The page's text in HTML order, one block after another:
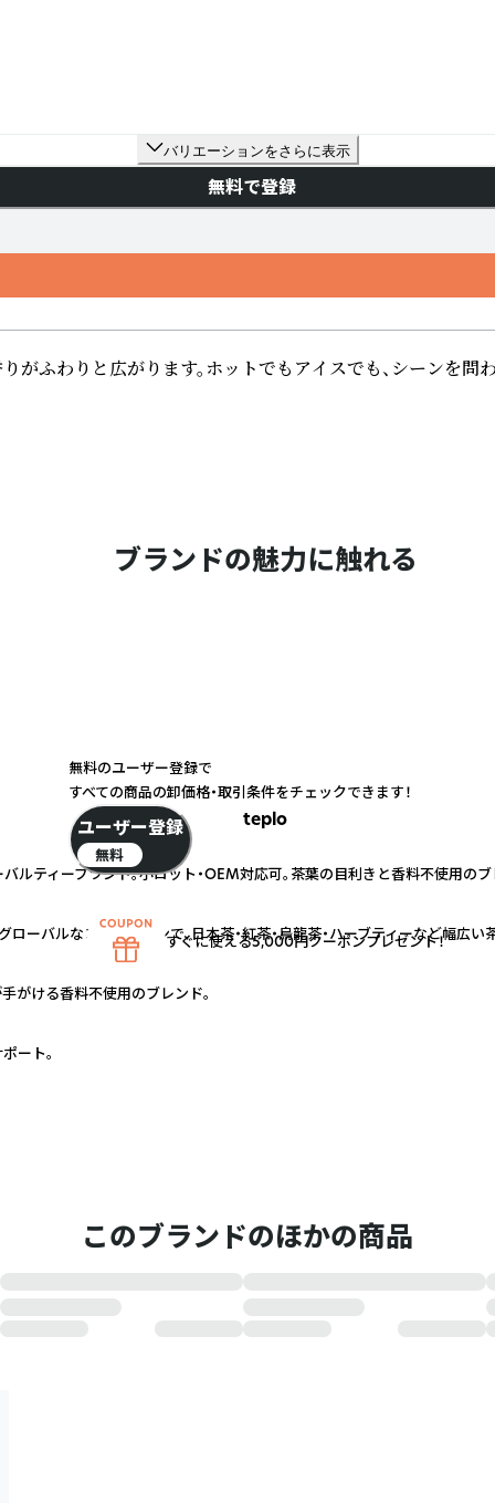
バリエーションをさらに表示
無料で登録
ふわりと広がります。ホットでもアイスでも、シーンを問
ブランドの魅力に触れる
teplo
ルティーブランド。小ロット・OEM対応可。茶葉の目利きと香料不使用の
ローバルなコネクションで、日本茶・紅茶・烏龍茶・ハーブティーなど幅広い
がける香料不使用のブレンド。
ート。
このブランドのほかの商品
無料のユーザー登録で
すべての商品の卸価格・取引条件をチェックできます！
ユーザー登録
無料
すぐに使える5,000円クーポンプレゼント！